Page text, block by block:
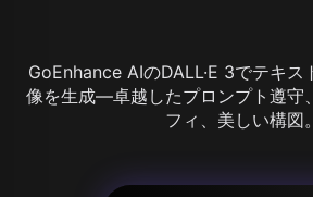
GoEnhance AIのDALL·E 3でテキス
像を生成—卓越したプロンプト遵守
フィ、美しい構図。